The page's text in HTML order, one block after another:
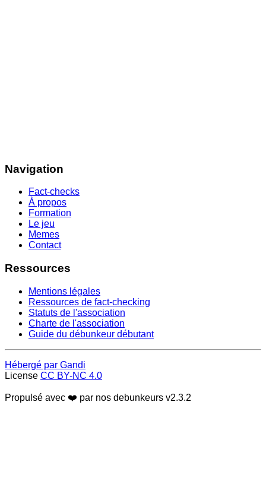
Navigation
Fact-checks
À propos
Formation
Le jeu
Memes
Contact
Ressources
Mentions légales
Ressources de fact-checking
Statuts de l'association
Charte de l'association
Guide du débunkeur débutant
Hébergé par Gandi
License CC BY-NC 4.0
Propulsé avec ❤️ par nos debunkeurs v2.3.2